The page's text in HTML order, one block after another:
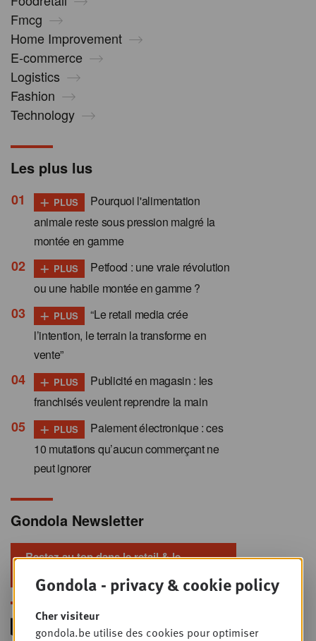
Fmcg
Home Improvement
E-commerce
Logistics
Fashion
Technology
Les plus lus
+ PLUS
Pourquoi l'alimentation
animale reste sous pression malgré la
montée en gamme
+ PLUS
Petfood : une vraie révolution
ou une habile montée en gamme ?
+ PLUS
“Le retail media crée
l’intention, le terrain la transforme en
vente”
+ PLUS
Publicité en magasin : les
franchisés veulent reprendre la main
+ PLUS
Paiement électronique : ces
10 mutations qu’aucun commerçant ne
peut ignorer
Gondola Newsletter
Restez au top dans le retail & le
Gondola - privacy & cookie policy
Cher visiteur
gondola.be utilise des cookies pour optimiser